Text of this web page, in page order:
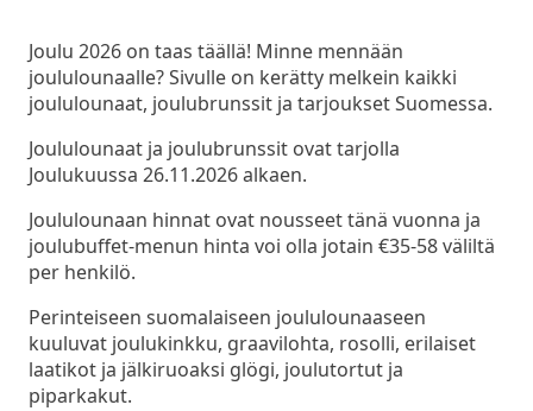
Joulu 2026 on taas täällä! Minne mennään
joululounaalle? Sivulle on kerätty melkein kaikki
joululounaat, joulubrunssit ja tarjoukset Suomessa.
Joululounaat ja joulubrunssit ovat tarjolla
Joulukuussa 26.11.2026 alkaen.
Joululounaan hinnat ovat nousseet tänä vuonna ja
joulubuffet-menun hinta voi olla jotain €35-58 väliltä
per henkilö.
Perinteiseen suomalaiseen joululounaaseen
kuuluvat joulukinkku, graavilohta, rosolli, erilaiset
laatikot ja jälkiruoaksi glögi, joulutortut ja
piparkakut.